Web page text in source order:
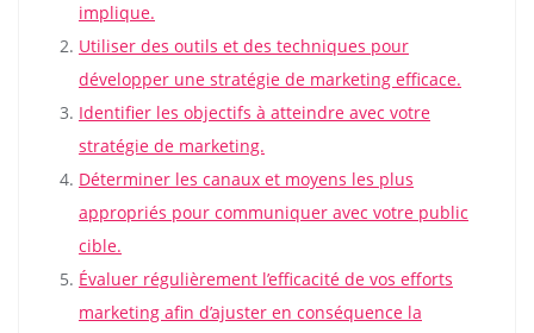
implique.
Utiliser des outils et des techniques pour
développer une stratégie de marketing efficace.
Identifier les objectifs à atteindre avec votre
stratégie de marketing.
Déterminer les canaux et moyens les plus
appropriés pour communiquer avec votre public
cible.
Évaluer régulièrement l’efficacité de vos efforts
marketing afin d’ajuster en conséquence la